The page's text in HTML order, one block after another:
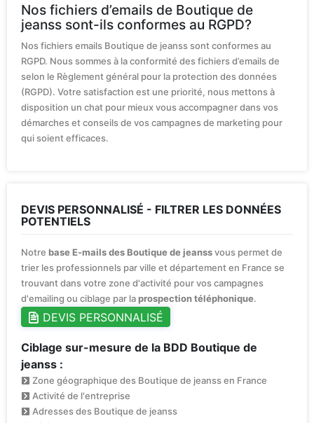
Nos fichiers d’emails de Boutique de
jeanss sont-ils conformes au RGPD?
Nos fichiers emails Boutique de jeanss sont conformes au
RGPD. Nous sommes à la conformité des fichiers d’emails de
selon le Règlement général pour la protection des données
(RGPD). Votre satisfaction est une priorité, nous mettons à
disposition un chat pour mieux vous accompagner dans vos
démarches et conseils de vos campagnes de marketing pour
qui soient efficaces.
DEVIS PERSONNALISÉ - FILTRER LES DONNÉES
POTENTIELS
Notre base E-mails des Boutique de jeanssvous permet de
trier les professionnels par ville et département en France se
trouvant dans votre zone d'activité pour vos campagnes
d'emailing ou ciblage par laprospection téléphonique.
DEVIS PERSONNALISÉ
Ciblage sur-mesure de la BDD Boutique de
jeanss :
Zone géographique des Boutique de jeanss en France
Activité de l'entreprise
Adresses des Boutique de jeanss